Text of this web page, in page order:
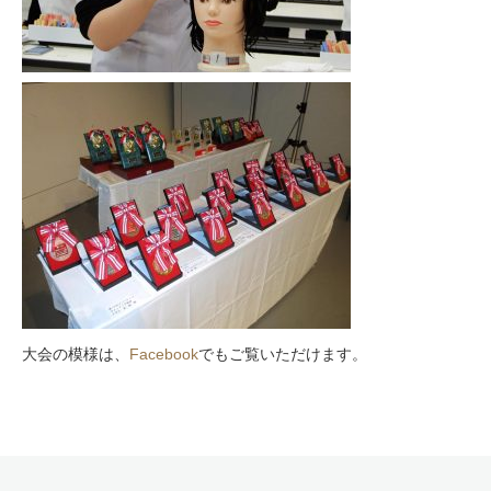
大会の模様は、 Facebookでもご覧いただけます。